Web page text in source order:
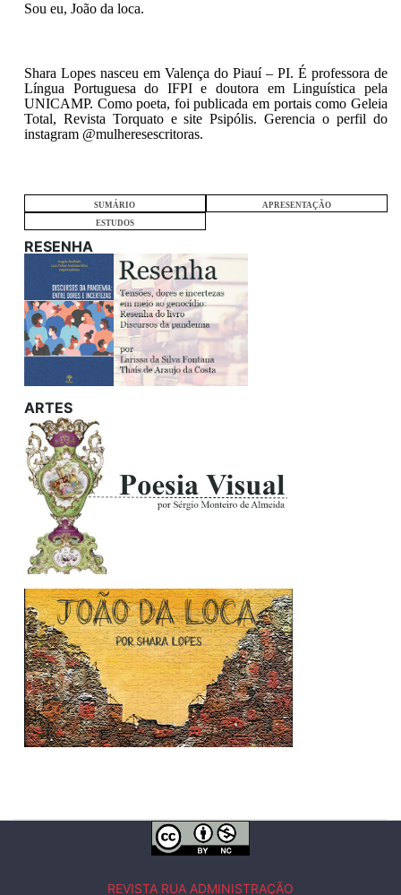
Sou eu, João da loca.
Shara Lopes nasceu em Valença do Piauí – PI. É professora de
Língua Portuguesa do IFPI e doutora em Linguística pela
UNICAMP. Como poeta, foi publicada em portais como Geleia
Total, Revista Torquato e site Psipólis. Gerencia o perfil do
instagram @mulheresescritoras.
SUMÁRIO
APRESENTAÇÃO
ESTUDOS
RESENHA
ARTES
REVISTA RUA ADMINISTRAÇÃO